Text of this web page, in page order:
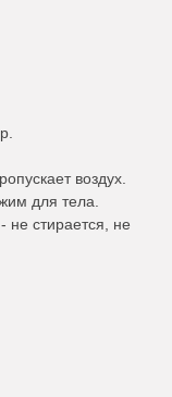
воздух.
для тела.
не стирается, не